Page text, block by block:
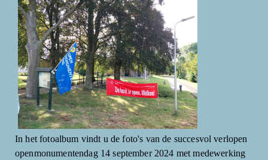
In het fotoalbum vindt u de foto's van de succesvol verlopen
openmonumentendag 14 september 2024 met medewerking